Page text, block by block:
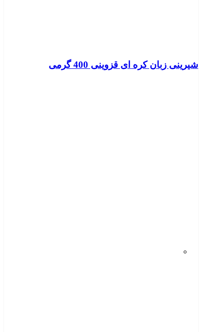
شیرینی زبان کره ای قزوینی 400 گرمی